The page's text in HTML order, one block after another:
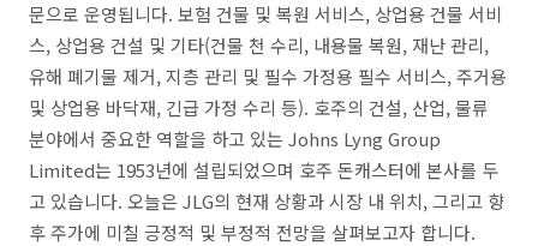
문으로 운영됩니다. 보험 건물 및 복원 서비스, 상업용 건물 서비
스, 상업용 건설 및 기타(건물 천 수리, 내용물 복원, 재난 관리,
유해 폐기물 제거, 지층 관리 및 필수 가정용 필수 서비스, 주거용
및 상업용 바닥재, 긴급 가정 수리 등). 호주의 건설, 산업, 물류
분야에서 중요한 역할을 하고 있는 Johns Lyng Group
Limited는 1953년에 설립되었으며 호주 돈캐스터에 본사를 두
고 있습니다. 오늘은 JLG의 현재 상황과 시장 내 위치, 그리고 향
후 주가에 미칠 긍정적 및 부정적 전망을 살펴보고자 합니다.